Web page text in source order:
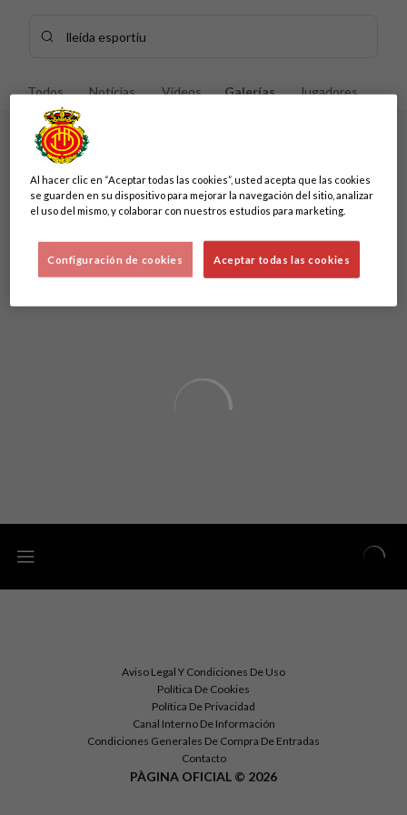
Introduce tu búsqueda, espera unos instantes y te
Todos Noticias Vídeos Galerías Jugadores
Sin resultados
Aviso Legal Y Condiciones De Uso
Política De Cookies
Política De Privacidad
Canal Interno De Información
Condiciones Generales De Compra De Entradas
Contacto
PÀGINA OFICIAL © 2026
Al hacer clic en “Aceptar todas las cookies”, usted acepta que las cookies
se guarden en su dispositivo para mejorar la navegación del sitio, analizar
el uso del mismo, y colaborar con nuestros estudios para marketing.
Aceptar todas las cookies
Configuración de cookies